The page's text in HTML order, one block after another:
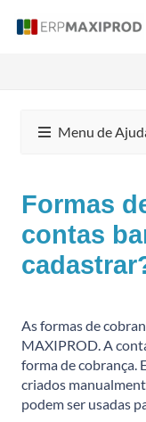
Menu de
Formas
contas
As formas de
MAXIPROD. A
forma de cobrança.
criados
podem ser usadas